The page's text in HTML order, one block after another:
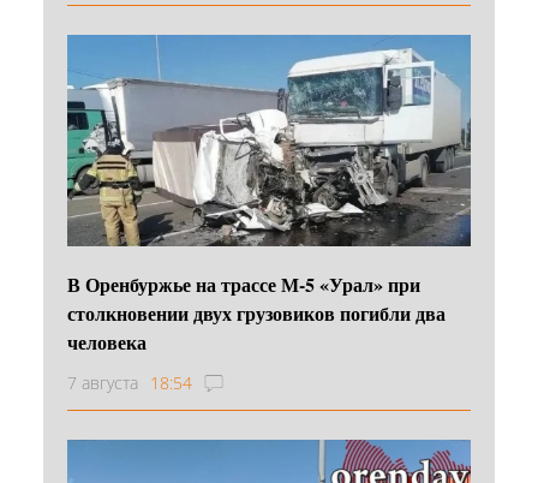
В Оренбуржье на трассе М-5 «Урал» при
столкновении двух грузовиков погибли два
человека
7 августа 18:54